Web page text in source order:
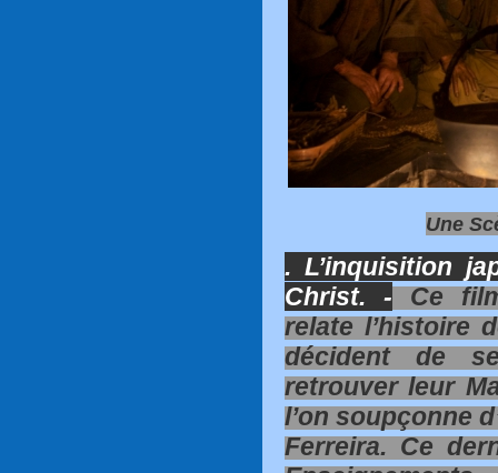
Une
. L’inquisition
Christ. -Ce film
relate l’histoire
décident de
retrouver leur
l’on soupçonne
Ferreira. Ce